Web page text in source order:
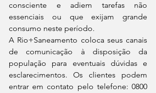
consciente e adiem tarefas não
essenciais ou que exijam grande
consumo neste período.
A Rio+Saneamento coloca seus canais
de comunicação à disposição da
população para eventuais dúvidas e
esclarecimentos. Os clientes podem
entrar em contato pelo telefone: 0800